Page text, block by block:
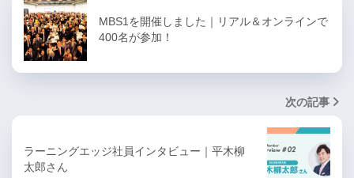
MBS1を開催しました｜リアル＆オンラインで
400名が参加！
次の記事
ラーニングエッジ社員インタビュー｜平木柳
太郎さん